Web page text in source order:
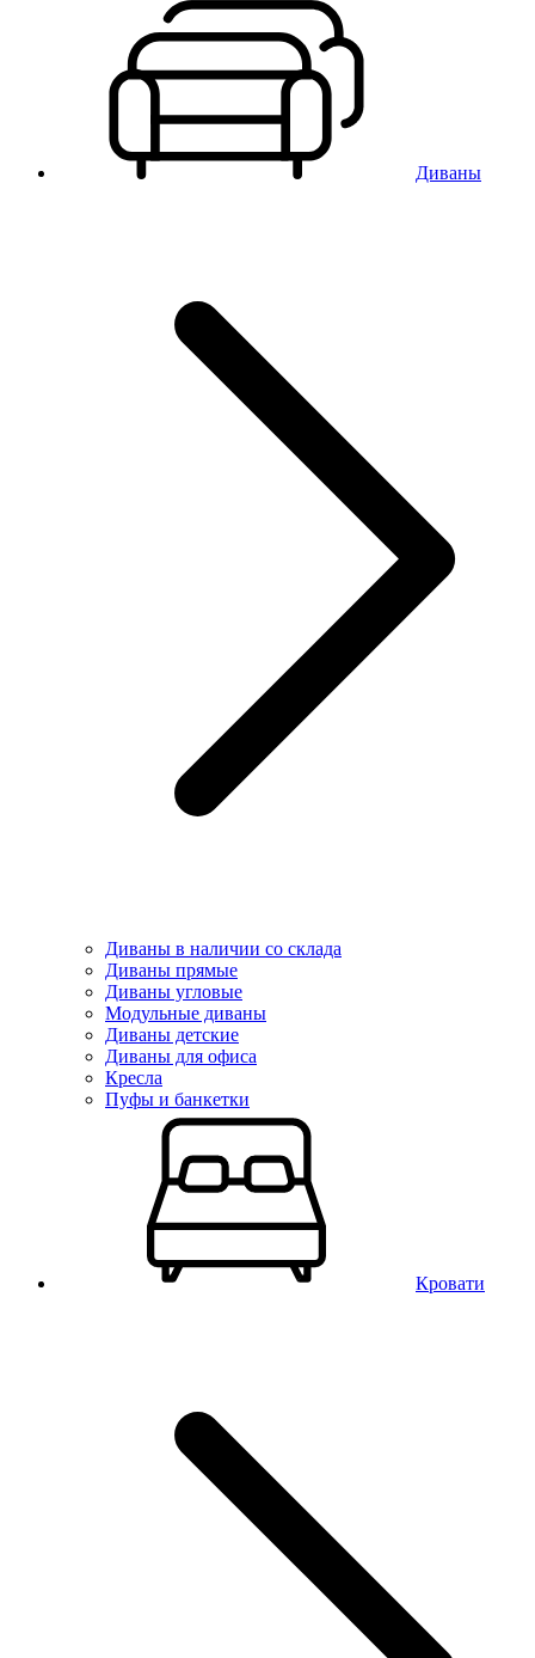
Диваны
Диваны в наличии со склада
Диваны прямые
Диваны угловые
Модульные диваны
Диваны детские
Диваны для офиса
Кресла
Пуфы и банкетки
Кровати